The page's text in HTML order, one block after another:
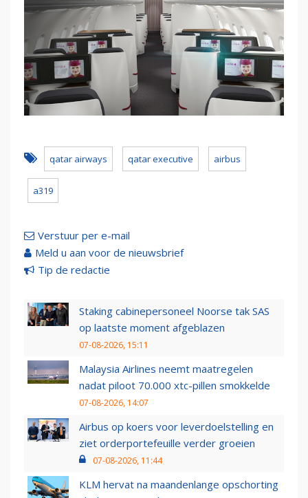
qatar airways qatar executive airbus
a319
Verstuur per e-mail
Meld u aan voor de nieuwsbrief
Tip de redactie
Staking cabinepersoneel Noorse tak SAS
op laatste moment afgeblazen
07-08-2026, 15:11
Malaysia Airlines neemt maatregelen
nadat piloot 70.000 xtc-pillen smokkelde
07-08-2026, 14:07
Airbus op koers voor leverdoelstelling en
ziet orderportefeuille verder groeien
07-08-2026, 11:44
KLM hervat na maandenlange opschorting